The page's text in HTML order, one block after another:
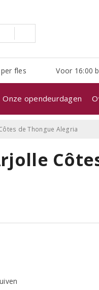
fles Voor 16:00
Onze opendeurdagen
de Thongue Alegria